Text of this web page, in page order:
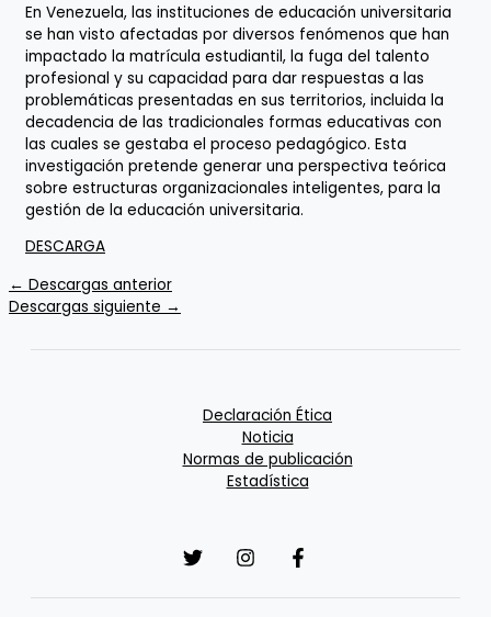
En Venezuela, las instituciones de educación universitaria
se han visto afectadas por diversos fenómenos que han
impactado la matrícula estudiantil, la fuga del talento
profesional y su capacidad para dar respuestas a las
problemáticas presentadas en sus territorios, incluida la
decadencia de las tradicionales formas educativas con
las cuales se gestaba el proceso pedagógico. Esta
investigación pretende generar una perspectiva teórica
sobre estructuras organizacionales inteligentes, para la
gestión de la educación universitaria.
DESCARGA
← Descargas anterior
Descargas siguiente →
Declaración Ética
Noticia
Normas de publicación
Estadística